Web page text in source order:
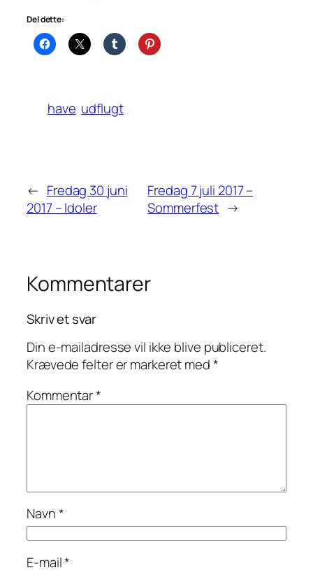
Del dette:
have udflugt
← Fredag 30 juni
2017 – Idoler
Fredag 7 juli 2017 –
Sommerfest →
Kommentarer
Skriv et svar
Din e-mailadresse vil ikke blive publiceret.
Krævede felter er markeret med*
Kommentar*
Navn*
E-mail*